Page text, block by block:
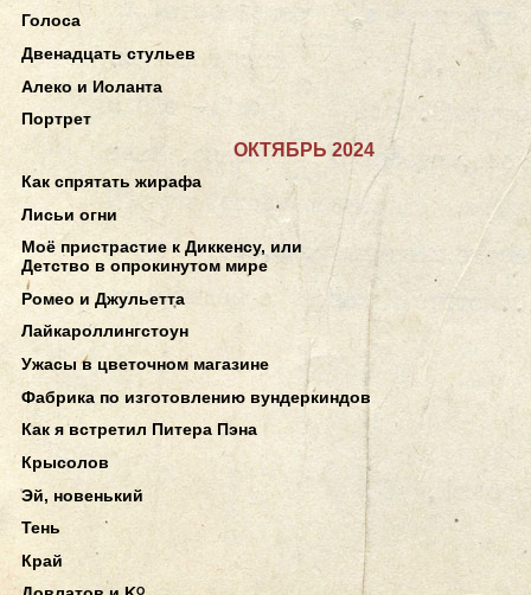
Голоса
Двенадцать стульев
Алеко и Иоланта
Портрет
ОКТЯБРЬ 2024
Как спрятать жирафа
Лисьи огни
Моё пристрастие к Диккенсу, или
Детство в опрокинутом мире
Ромео и Джульетта
Лайкароллингстоун
Ужасы в цветочном магазине
Фабрика по изготовлению вундеркиндов
Как я встретил Питера Пэна
Крысолов
Эй, новенький
Тень
Край